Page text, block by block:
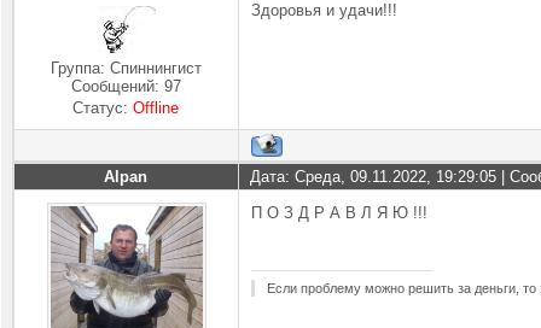
Группа: Спиннингист
Сообщений: 97
Статус:Offline
Здоровья и удачи!!!
Alpan Дата: Среда, 09.11.2022, 19:29:05 |
П О З Д Р А В Л Я Ю !!!
Если проблему можно решить за деньги,